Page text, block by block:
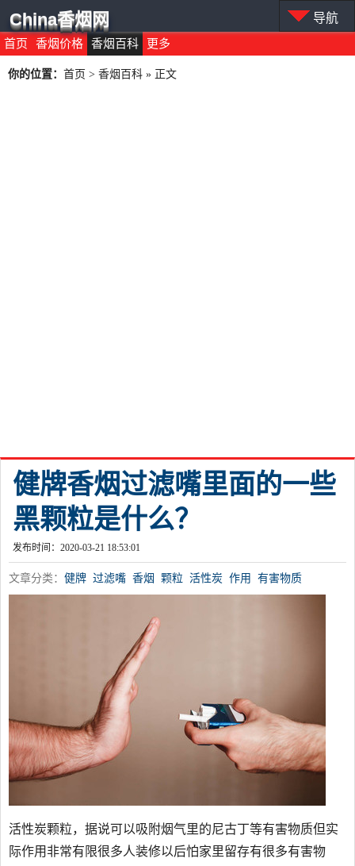
首页 香烟价格 香烟百科 更多
China香烟网 导航
你的位置： 首页 > 香烟百科 » 正文
健牌香烟过滤嘴里面的一些
黑颗粒是什么？
发布时间：2020-03-21 18:53:01
文章分类： 健牌 过滤嘴 香烟 颗粒 活性炭 作用 有害物质
活性炭颗粒，据说可以吸附烟气里的尼古丁等有害物质但实
际作用非常有限很多人装修以后怕家里留存有很多有害物